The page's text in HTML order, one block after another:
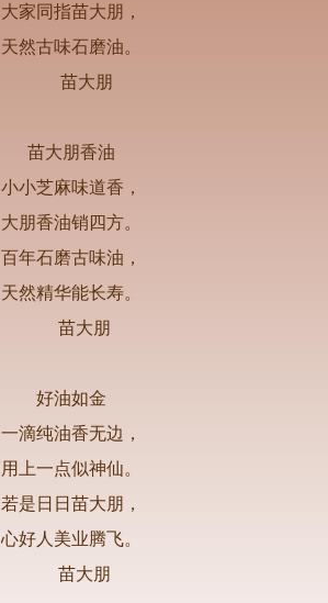
大家同指苗大朋，
天然古味石磨油。
苗大朋
苗大朋香油
小小芝麻味道香，
大朋香油销四方。
百年石磨古味油，
天然精华能长寿。
苗大朋
好油如金
一滴纯油香无边，
用上一点似神仙。
若是日日苗大朋，
心好人美业腾飞。
苗大朋